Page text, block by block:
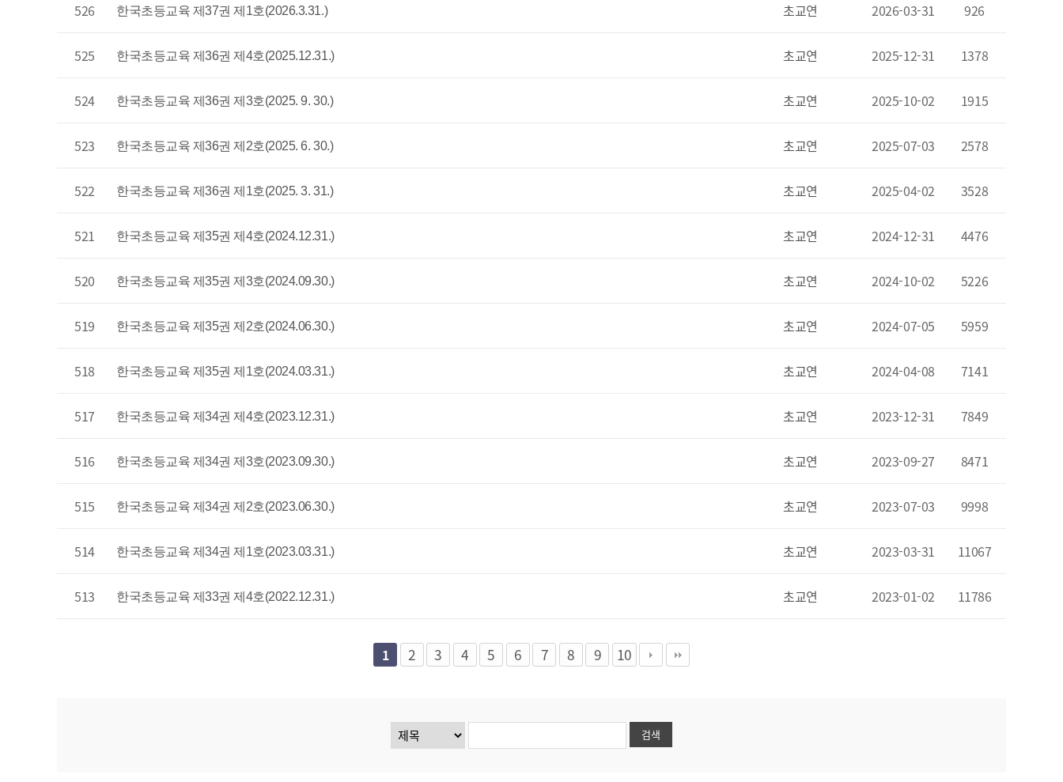
526 한국초등교육 제37권 제1호(2026.3.31.) 초교연 2026-03-31 926
525 한국초등교육 제36권 제4호(2025.12.31.) 초교연 2025-12-31 1378
524 한국초등교육 제36권 제3호(2025. 9. 30.) 초교연 2025-10-02 1915
523 한국초등교육 제36권 제2호(2025. 6. 30.) 초교연 2025-07-03 2578
522 한국초등교육 제36권 제1호(2025. 3. 31.) 초교연 2025-04-02 3528
521 한국초등교육 제35권 제4호(2024.12.31.) 초교연 2024-12-31 4476
520 한국초등교육 제35권 제3호(2024.09.30.) 초교연 2024-10-02 5226
519 한국초등교육 제35권 제2호(2024.06.30.) 초교연 2024-07-05 5959
518 한국초등교육 제35권 제1호(2024.03.31.) 초교연 2024-04-08 7141
517 한국초등교육 제34권 제4호(2023.12.31.) 초교연 2023-12-31 7849
516 한국초등교육 제34권 제3호(2023.09.30.) 초교연 2023-09-27 8471
515 한국초등교육 제34권 제2호(2023.06.30.) 초교연 2023-07-03 9998
514 한국초등교육 제34권 제1호(2023.03.31.) 초교연 2023-03-31 11067
513 한국초등교육 제33권 제4호(2022.12.31.) 초교연 2023-01-02 11786
1 2 3 4 5 6 7 8 9 10